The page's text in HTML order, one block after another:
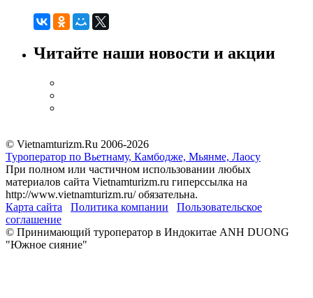
Читайте наши новости и акции
© Vietnamturizm.Ru 2006-2026
Туроператор по Вьетнаму, Камбодже, Мьянме, Лаосу
При полном или частичном использовании любых
материалов сайта Vietnamturizm.ru гиперссылка на
http://www.vietnamturizm.ru/ обязательна.
Карта сайта
Политика компании
Пользовательское
соглашение
© Принимающий туроператор в Индокитае ANH DUONG
"Южное сияние"